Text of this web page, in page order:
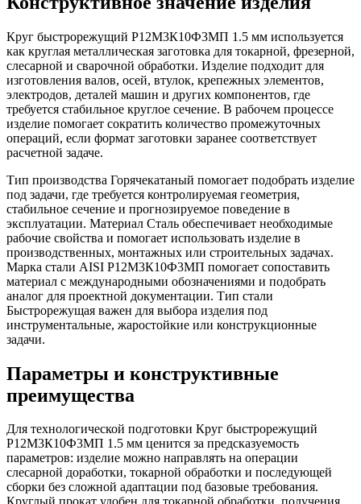
Круг быстрорежущий Р12М3К10Ф3МП 1.5 мм используется
как круглая металлическая заготовка для токарной, фрезерной,
слесарной и сварочной обработки. Изделие подходит для
изготовления валов, осей, втулок, крепежных элементов,
электродов, деталей машин и других компонентов, где
требуется стабильное круглое сечение. В рабочем процессе
изделие помогает сократить количество промежуточных
операций, если формат заготовки заранее соответствует
расчетной задаче.
Тип производства Горячекатаный помогает подобрать изделие
под задачи, где требуется контролируемая геометрия,
стабильное сечение и прогнозируемое поведение в
эксплуатации. Материал Сталь обеспечивает необходимые
рабочие свойства и помогает использовать изделие в
производственных, монтажных или строительных задачах.
Марка стали AISI Р12М3К10Ф3МП помогает сопоставить
материал с международными обозначениями и подобрать
аналог для проектной документации. Тип стали
Быстрорежущая важен для выбора изделия под
инструментальные, жаростойкие или конструкционные
задачи.
Параметры и конструктивные
преимущества
Для технологической подготовки Круг быстрорежущий
Р12М3К10Ф3МП 1.5 мм ценится за предсказуемость
параметров: изделие можно направлять на операции
слесарной доработки, токарной обработки и последующей
сборки без сложной адаптации под базовые требования.